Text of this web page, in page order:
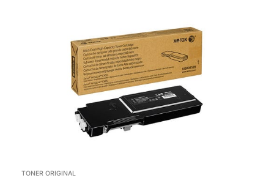
TONER ORIGINAL